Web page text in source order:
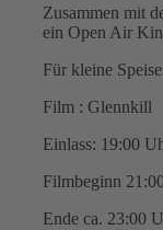
Zusammen mit
ein Open Air
Für kleine
Film : Glennkill
Einlass: 19:00
Filmbeginn
Ende ca. 23:00